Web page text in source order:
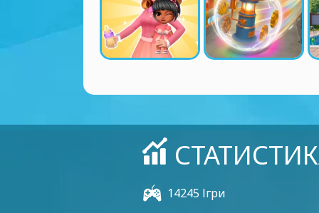
14245 Ігри